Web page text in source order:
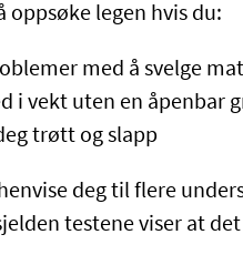
oppsøke legen hvis du:
med å svelge
i vekt uten en åpenbar
trøtt og slapp
deg til flere
testene viser at